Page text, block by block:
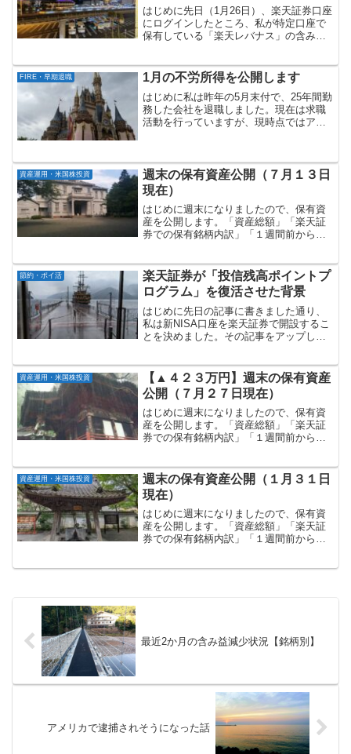
はじめに先日（1月26日）、楽天証券口座
にログインしたところ、私が特定口座で
保有している「楽天レバナス」の含み益
資してきた経緯や、今後の投資方針、現
在抱えている悩み...
FIRE・早期退職 1月の不労所得を公開します
はじめに私は昨年の5月末付で、25年間勤
務した会社を退職しました。現在は求職
活動を行っていますが、現時点ではアル
てみたいと思います...
資産運用・米国株投資
週末の保有資産公開（７月１３日
現在）
はじめに週末になりましたので、保有資
産を公開します。「資産総額」「楽天証
券での保有銘柄内訳」「１週間前からの
で管理している資産総額（７月１３日現
在）は以下の通りです。マ...
節約・ポイ活
楽天証券が「投信残高ポイントプ
ログラム」を復活させた背景
はじめに先日の記事に書きました通り、
私は新NISA口座を楽天証券で開設するこ
とを決めました。その記事をアップした
応じたポイント付与）を復活させるとの
発表がありました。...
資産運用・米国株投資
【▲４２３万円】週末の保有資産
公開（７月２７日現在）
はじめに週末になりましたので、保有資
産を公開します。「資産総額」「楽天証
券での保有銘柄内訳」「１週間前からの
で管理している資産総額（７月２７日現
在）は以下の通りです。マ...
資産運用・米国株投資
週末の保有資産公開（１月３１日
現在）
はじめに週末になりましたので、保有資
産を公開します。「資産総額」「楽天証
券での保有銘柄内訳」「１週間前からの
最近2か月の含み益減少状況【銘柄別】
アメリカで逮捕されそうになった話